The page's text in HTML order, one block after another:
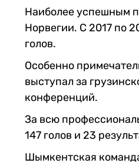
Наиболее успешным
Норвегии. С 2017 по
голов.
Особенно
выступал за
конференций.
За всю
147 голов и 23
Шымкентская